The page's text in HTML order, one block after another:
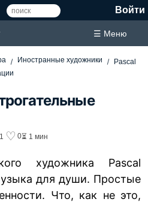
Войти
☰ Меню
Иностранные художники
Pascal
♡ 0⏳ 1 мин
художника Pascal
для души. Простые
Что, как не это,